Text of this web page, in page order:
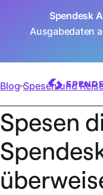
Spendesk
Ausgabedaten
Blog Spesen und
Spesen